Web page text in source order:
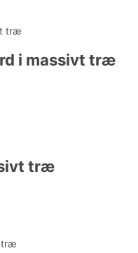
i massivt træ
træ